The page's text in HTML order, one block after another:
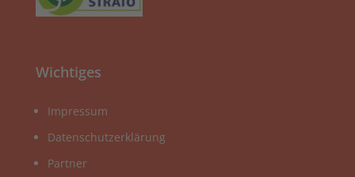
Wichtiges
Impressum
Datenschutzerklärung
Partner